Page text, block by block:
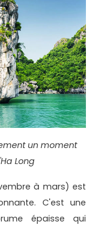
un moment
Long
à mars) est
C'est une
épaisse qui